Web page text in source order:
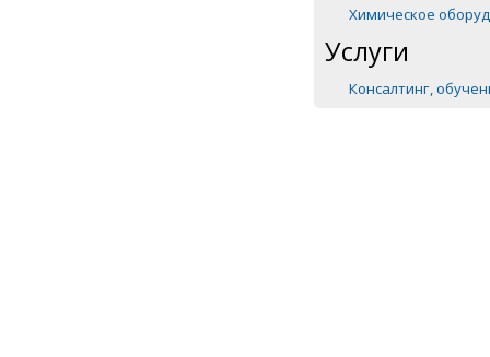
Химическое
Услуги
Консалтинг,